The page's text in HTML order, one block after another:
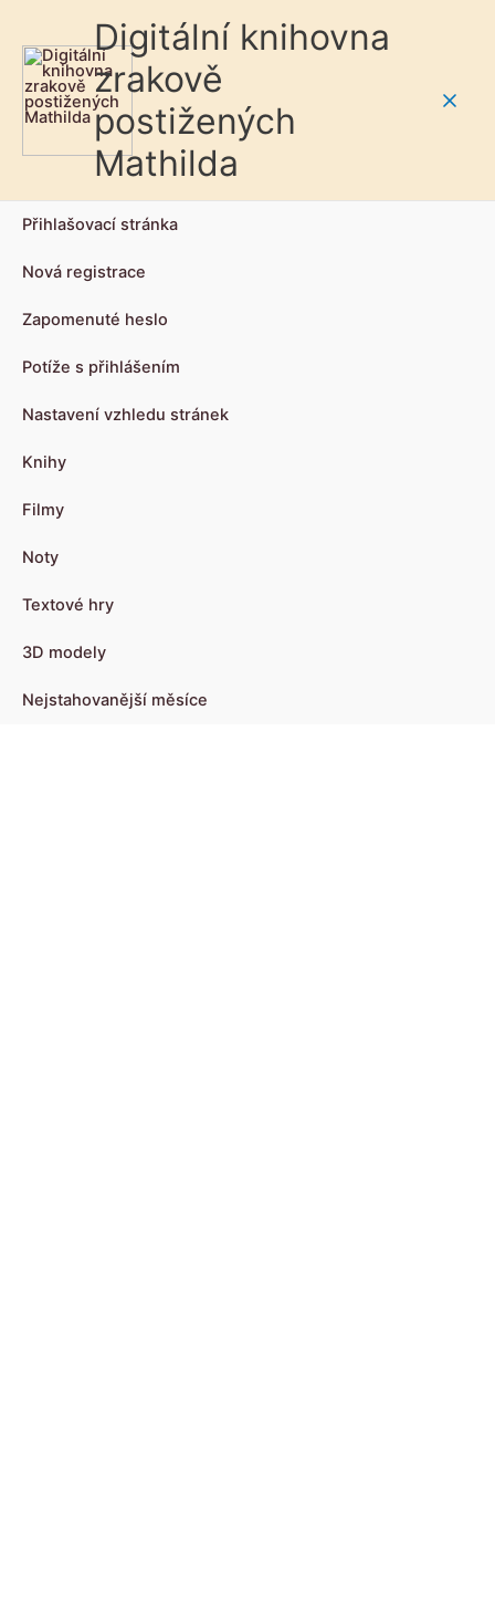
Digitální knihovna
zrakově
postižených
Mathilda
Přihlašovací stránka
Nová registrace
Zapomenuté heslo
Potíže s přihlášením
Nastavení vzhledu stránek
Knihy
Filmy
Noty
Textové hry
3D modely
Nejstahovanější měsíce